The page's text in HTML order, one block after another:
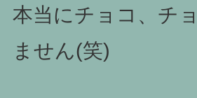
本当にチョコ、チ
ません(笑)